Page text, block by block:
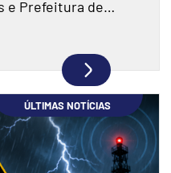
e Prefeitura de
ÚLTIMAS NOTÍCIAS